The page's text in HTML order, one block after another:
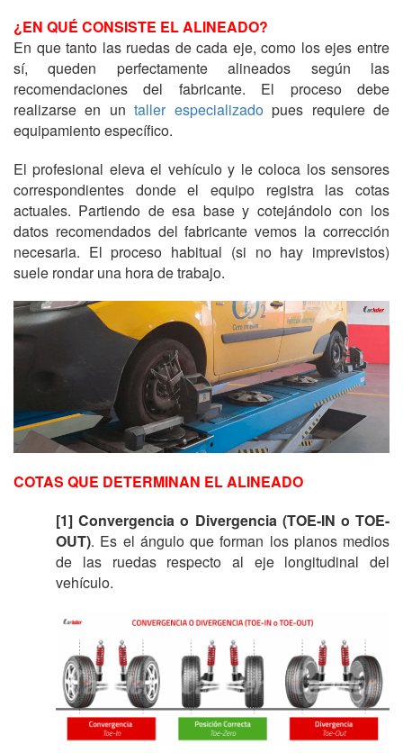
¿EN QUÉ CONSISTE EL ALINEADO?
En que tanto las ruedas de cada eje, como los ejes entre
sí, queden perfectamente alineados según las
recomendaciones del fabricante. El proceso debe
realizarse en untaller especializadopues requiere de
equipamiento específico.
El profesional eleva el vehículo y le coloca los sensores
correspondientes donde el equipo registra las cotas
actuales. Partiendo de esa base y cotejándolo con los
datos recomendados del fabricante vemos la corrección
necesaria. El proceso habitual (si no hay imprevistos)
suele rondar una hora de trabajo.
COTAS QUE DETERMINAN EL ALINEADO
[1] Convergencia o Divergencia (TOE-IN o TOE-
OUT). Es el ángulo que forman los planos medios
de las ruedas respecto al eje longitudinal del
vehículo.